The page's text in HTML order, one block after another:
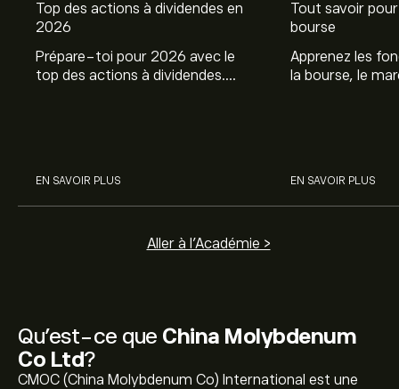
Qu’est-ce que China Molybdenum
Co Ltd?
CMOC (China Molybdenum Co) International est une
Top des actions à dividendes en
2026
Prépare-toi pour 2026 avec le
top des actions à dividendes.
EN SAVOIR PLUS
Tout savoir
bourse
Apprenez les
la bourse, le
EN SAVOIR PLUS
Aller à l'Académie >